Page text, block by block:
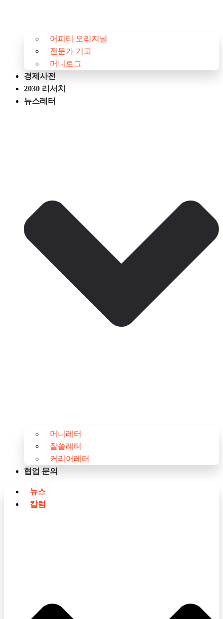
어피티 오리지널
전문가 기고
머니로그
경제사전
2030 리서치
뉴스레터
머니레터
잘쓸레터
커리어레터
협업 문의
뉴스
칼럼